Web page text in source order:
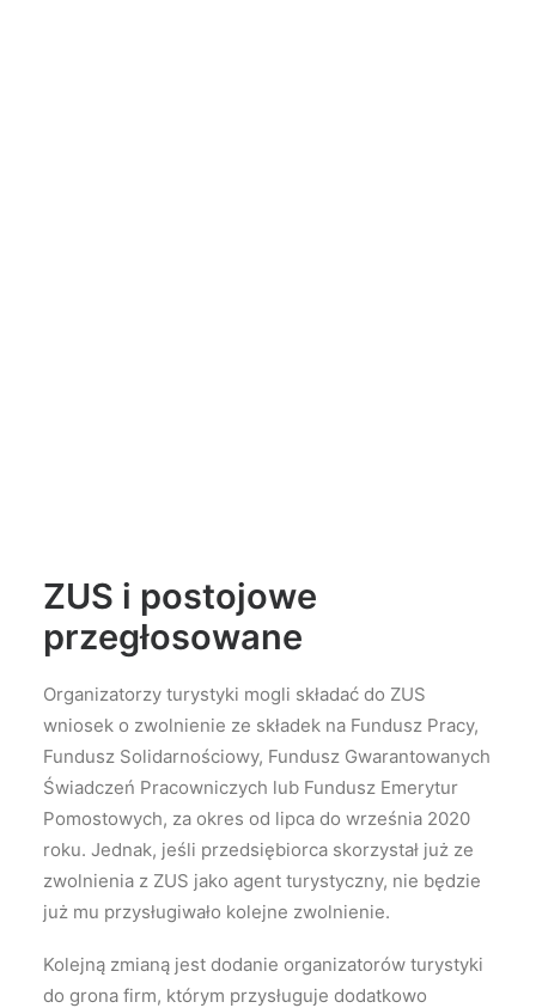
ZUS i postojowe
przegłosowane
Organizatorzy turystyki mogli składać do ZUS
wniosek o zwolnienie ze składek na Fundusz Pracy,
Fundusz Solidarnościowy, Fundusz Gwarantowanych
Świadczeń Pracowniczych lub Fundusz Emerytur
Pomostowych, za okres od lipca do września 2020
roku. Jednak, jeśli przedsiębiorca skorzystał już ze
zwolnienia z ZUS jako agent turystyczny, nie będzie
już mu przysługiwało kolejne zwolnienie.
Kolejną zmianą jest dodanie organizatorów turystyki
do grona firm, którym przysługuje dodatkowo